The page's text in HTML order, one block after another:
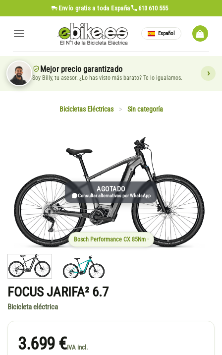
al
contenido
Envío gratis a toda España 613 610 555
Español
Mejor precio garantizado
Soy Billy, tu asesor. ¿Lo has visto más barato? Te lo igualamos.
Bicicletas Eléctricas > Sin categoría
AGOTADO
Consultar alternativas por WhatsApp
Bosch Performance CX 85Nm ·
FOCUS JARIFA² 6.7
Bicicleta eléctrica
3.699 €IVA incl.